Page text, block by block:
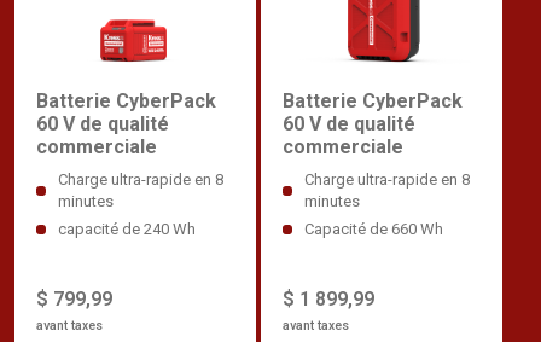
Batterie CyberPack
60 V de qualité
commerciale
Charge ultra-rapide en 8
minutes
capacité de 240 Wh
$ 799,99
avant taxes
Batterie CyberPack
60 V de qualité
commerciale
Charge ultra-rapide en 8
minutes
Capacité de 660 Wh
$ 1 899,99
avant taxes